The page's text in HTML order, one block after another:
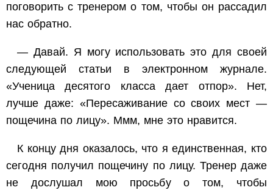
поговорить с тренером о том, чтобы он рассадил
нас обратно.
— Давай. Я могу использовать это для своей
следующей статьи в электронном журнале.
«Ученица десятого класса дает отпор». Нет,
лучше даже: «Пересаживание со своих мест —
пощечина по лицу». Ммм, мне это нравится.
К концу дня оказалось, что я единственная, кто
сегодня получил пощечину по лицу. Тренер даже
не дослушал мою просьбу о том, чтобы